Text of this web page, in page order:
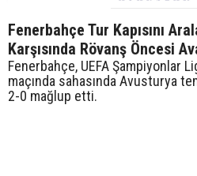
Fenerbahçe Tur Kapısını
Karşısında Rövanş Öncesi
Fenerbahçe, UEFA Şampiyonlar
maçında sahasında Avusturya
2-0 mağlup etti.